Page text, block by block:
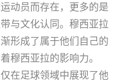
动员而存在，更多的是
与文化认同。穆西亚拉
形成了属于他们自己的
穆西亚拉的影响力。
在足球领域中展现了他